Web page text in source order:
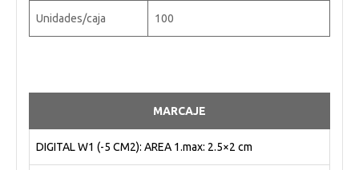
Unidades/caja 100
MARCAJE
DIGITAL W1 (-5 CM2): AREA 1.max: 2.5×2 cm